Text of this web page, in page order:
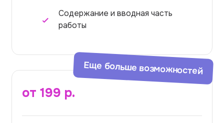
Содержание и вводная часть
работы
от 199 р.
Еще больше возможностей